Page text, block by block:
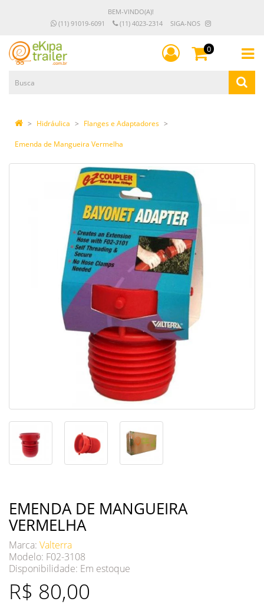
BEM-VINDO(A)!
(11) 91019-6091
(11) 4023-2314 SIGA-NOS
0
Hidráulica Flanges e Adaptadores
Emenda de Mangueira Vermelha
EMENDA DE MANGUEIRA
VERMELHA
Marca: Valterra
Modelo: F02-3108
Disponibilidade: Em estoque
R$ 80,00